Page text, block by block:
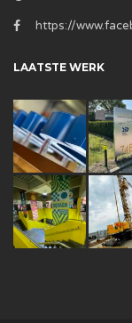
https://
LAATSTE WERK